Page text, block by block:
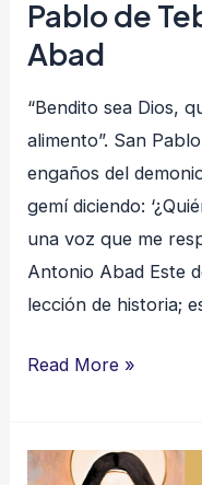
Pablo de
Abad
“Bendito sea Dios,
alimento”. San
engaños del
gemí diciendo:
una voz que me
Antonio Abad Este
lección de historia;
Abad
Read More »
Santa